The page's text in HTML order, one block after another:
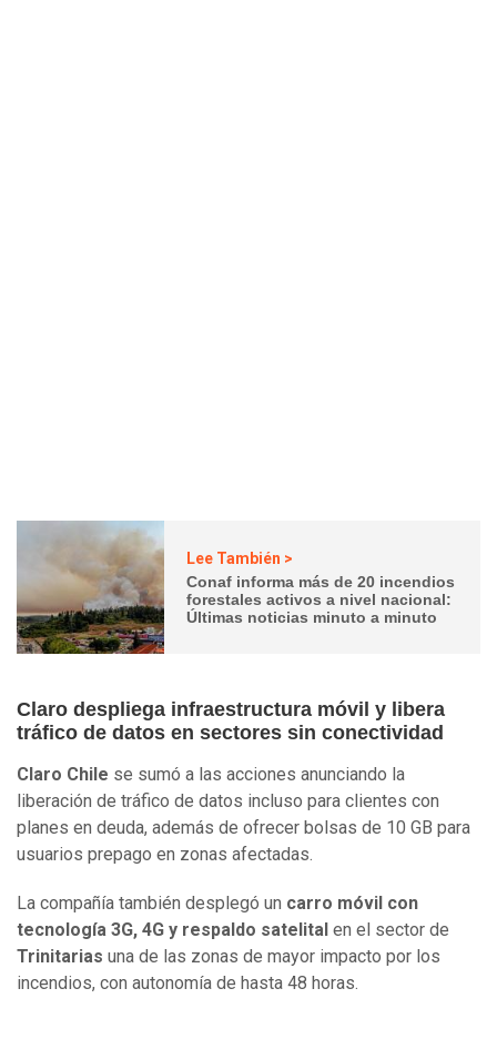
Lee También >
Conaf informa más de 20 incendios
forestales activos a nivel nacional:
Últimas noticias minuto a minuto
Claro despliega infraestructura móvil y libera
tráfico de datos en sectores sin conectividad
Claro Chile se sumó a las acciones anunciando la
liberación de tráfico de datos incluso para clientes con
planes en deuda, además de ofrecer bolsas de 10 GB para
usuarios prepago en zonas afectadas.
La compañía también desplegó un carro móvil con
tecnología 3G, 4G y respaldo satelital en el sector de
Trinitarias una de las zonas de mayor impacto por los
incendios, con autonomía de hasta 48 horas.